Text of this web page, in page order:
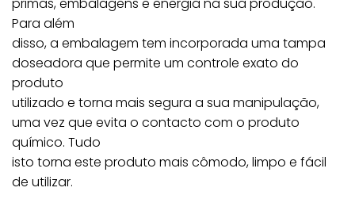
primas, embalagens e energia na sua produção.
Para além
disso, a embalagem tem incorporada uma tampa
doseadora que permite um controle exato do
produto
utilizado e torna mais segura a sua manipulação,
uma vez que evita o contacto com o produto
químico. Tudo
isto torna este produto mais cômodo, limpo e fácil
de utilizar.